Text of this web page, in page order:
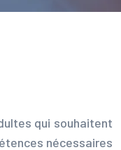
qui souhaitent
nécessaires